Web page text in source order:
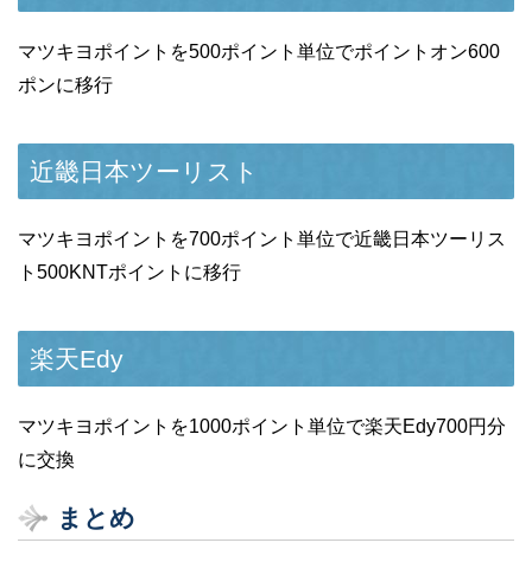
マツキヨポイントを500ポイント単位でポイントオン600
ポンに移行
近畿日本ツーリスト
マツキヨポイントを700ポイント単位で近畿日本ツーリス
ト500KNTポイントに移行
楽天Edy
マツキヨポイントを1000ポイント単位で楽天Edy700円分
に交換
まとめ